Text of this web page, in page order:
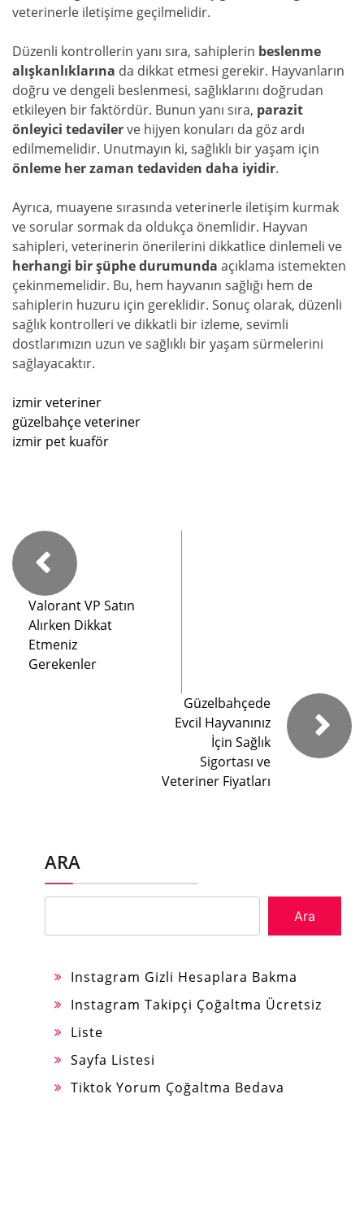
veterinerle iletişime geçilmelidir.
Düzenli kontrollerin yanı sıra, sahiplerin beslenme
alışkanlıklarına da dikkat etmesi gerekir. Hayvanların
doğru ve dengeli beslenmesi, sağlıklarını doğrudan
etkileyen bir faktördür. Bunun yanı sıra, parazit
önleyici tedavilerve hijyen konuları da göz ardı
edilmemelidir. Unutmayın ki, sağlıklı bir yaşam için
önleme her zaman tedaviden daha iyidir.
Ayrıca, muayene sırasında veterinerle iletişim kurmak
ve sorular sormak da oldukça önemlidir. Hayvan
sahipleri, veterinerin önerilerini dikkatlice dinlemeli ve
herhangi bir şüphe durumunda açıklama istemekten
çekinmemelidir. Bu, hem hayvanın sağlığı hem de
sahiplerin huzuru için gereklidir. Sonuç olarak, düzenli
sağlık kontrolleri ve dikkatli bir izleme, sevimli
dostlarımızın uzun ve sağlıklı bir yaşam sürmelerini
sağlayacaktır.
izmir veteriner
güzelbahçe veteriner
izmir pet kuaför
Valorant VP Satın
Alırken Dikkat
Etmeniz
Gerekenler
Güzelbahçede
Evcil Hayvanınız
İçin Sağlık
Sigortası ve
Veteriner Fiyatları
ARA
Ara
Instagram Gizli Hesaplara Bakma
Instagram Takipçi Çoğaltma Ücretsiz
Liste
Sayfa Listesi
Tiktok Yorum Çoğaltma Bedava